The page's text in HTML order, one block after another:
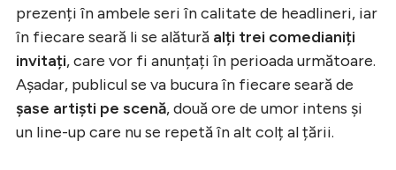
prezenți în ambele seri în calitate de headlineri, iar
în fiecare seară li se alătură alți trei comedianiți
invitați, care vor fi anunțați în perioada următoare.
Așadar, publicul se va bucura în fiecare seară de
șase artiști pe scenă, două ore de umor intens și
un line-up care nu se repetă în alt colț al țării.